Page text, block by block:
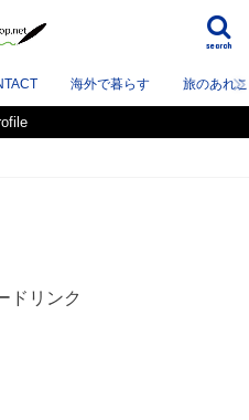
search
海外で暮らす 旅のあれ
ドリンク